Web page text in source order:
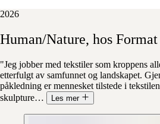
2026
Human/Nature, hos Format
"Jeg jobber med tekstiler som kroppens
etterfulgt av samfunnet og landskapet.
påkledning er mennesket tilstede i
skulpture… Les mer